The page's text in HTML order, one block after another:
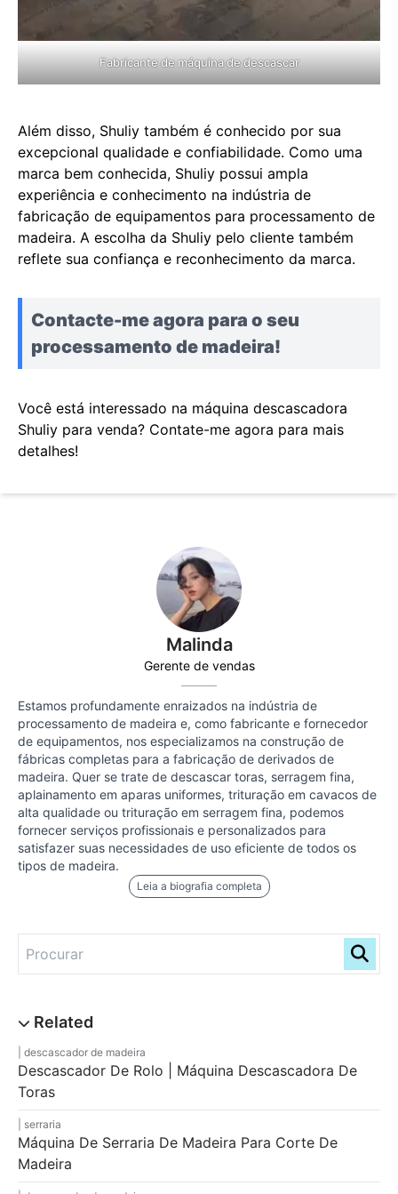
Malinda
Gerente de vendas
Estamos profundamente enraizados na indústria de
processamento de madeira e, como fabricante e fornecedor
de equipamentos, nos especializamos na construção de
fábricas completas para a fabricação de derivados de
madeira. Quer se trate de descascar toras, serragem fina,
aplainamento em aparas uniformes, trituração em cavacos de
alta qualidade ou trituração em serragem fina, podemos
fornecer serviços profissionais e personalizados para
satisfazer suas necessidades de uso eficiente de todos os
tipos de madeira.
Leia a biografia completa
descascador de madeira
Descascador De Rolo | Máquina Descascadora De
Toras
serraria
Máquina De Serraria De Madeira Para Corte De
Madeira
Fabricante de máquina de descascar
Além disso, Shuliy também é conhecido por sua
excepcional qualidade e confiabilidade. Como uma
marca bem conhecida, Shuliy possui ampla
experiência e conhecimento na indústria de
fabricação de equipamentos para processamento de
madeira. A escolha da Shuliy pelo cliente também
reflete sua confiança e reconhecimento da marca.
Contacte-me agora para o seu
processamento de madeira!
Você está interessado na máquina descascadora
Shuliy para venda? Contate-me agora para mais
detalhes!